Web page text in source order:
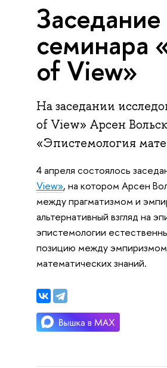
семинара
of View»
На заседании
of View» Арсен
«Эпистемология
4 апреля состоялось
View», на котором Арсен
между прагматизмом и
альтернативный взгляд на
эпистемологии
позицию между эмпиризмом
математических знаний.